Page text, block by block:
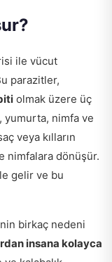
ile vücut
parazitler,
olmak üzere üç
yumurta, nimfa ve
veya kılların
nimfalara dönüşür.
gelir ve bu
birkaç nedeni
insana kolayca